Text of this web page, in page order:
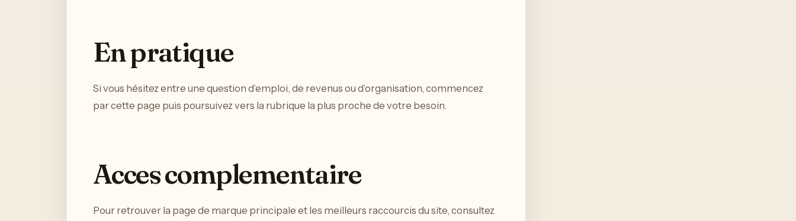
En pratique
Si vous hésitez entre une question d’emploi, de revenus ou d’organisation, commencez
par cette page puis poursuivez vers la rubrique la plus proche de votre besoin.
Acces complementaire
Pour retrouver la page de marque principale et les meilleurs raccourcis du site, consultez